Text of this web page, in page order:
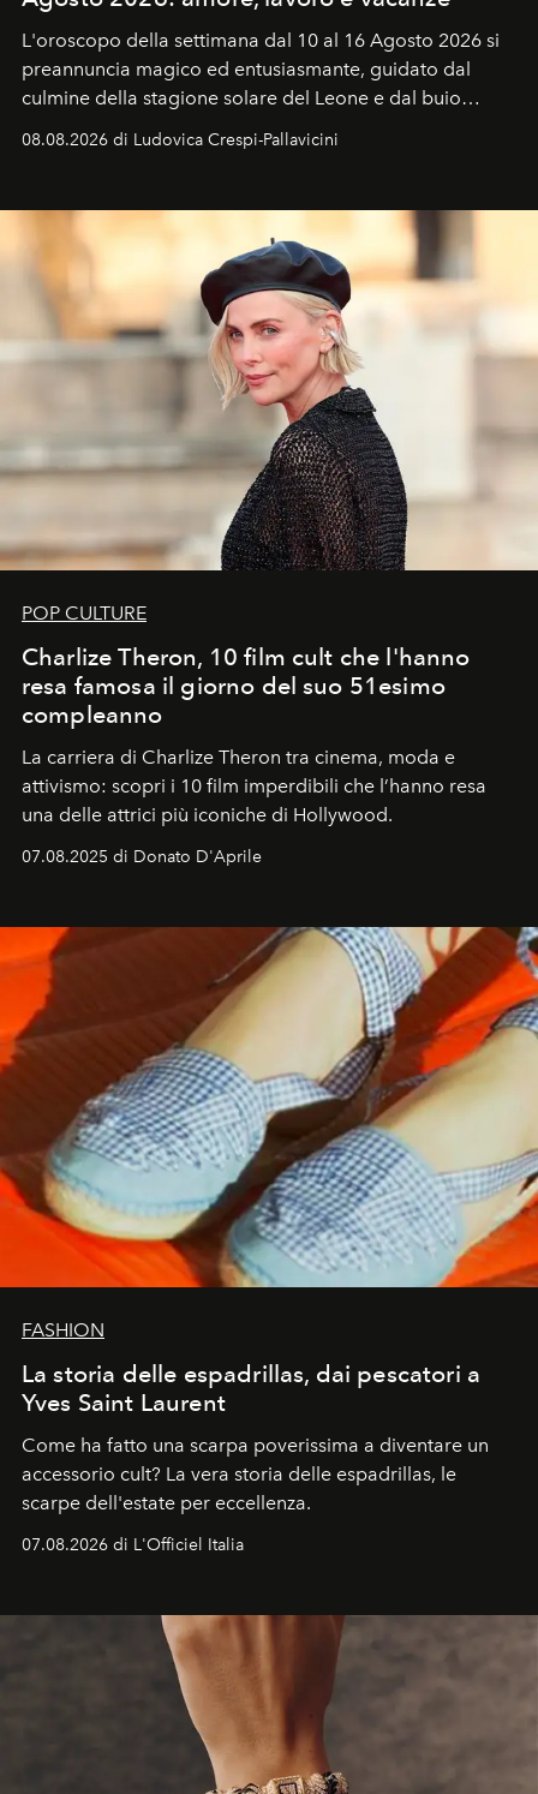
L'oroscopo della settimana dal 10 al 16 Agosto 2026 si
preannuncia magico ed entusiasmante, guidato dal
culmine della stagione solare del Leone e dal buio
favorevole della Luna nuova in Leone del 12 agosto,
ideale per la notte delle Perseidi.
08.08.2026 di Ludovica Crespi-Pallavicini
POP CULTURE
Charlize Theron, 10 film cult che l'hanno
resa famosa il giorno del suo 51esimo
compleanno
La carriera di Charlize Theron tra cinema, moda e
attivismo: scopri i 10 film imperdibili che l’hanno resa
una delle attrici più iconiche di Hollywood.
07.08.2025 di Donato D'Aprile
FASHION
La storia delle espadrillas, dai pescatori a
Yves Saint Laurent
Come ha fatto una scarpa poverissima a diventare un
accessorio cult? La vera storia delle espadrillas, le
scarpe dell'estate per eccellenza.
07.08.2026 di L'Officiel Italia